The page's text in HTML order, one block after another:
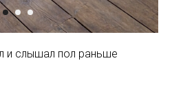
и слышал пол раньше